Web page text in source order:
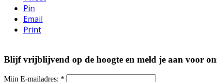
Pin
Email
Print
Blijf vrijblijvend op de hoogte en meld je aan voor
Mijn E-mailadres: *